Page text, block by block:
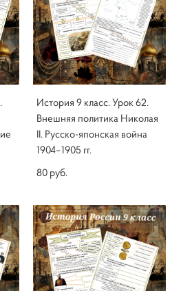
История 9 класс. Урок 62.
Внешняя политика Николая
II. Русско-японская война
1904–1905 гг.
80 pуб.